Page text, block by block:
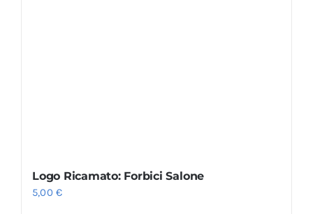
Logo Ricamato: Forbici Salone
5,00€